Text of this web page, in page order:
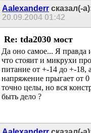
Aalexanderr
Re: tda2030 мост
Да оно самое... Я правда
что стояит и микрухи
питание от +-14 до +-18,
быть дело ?